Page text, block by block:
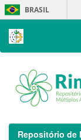
Skip
navigation
BRASIL
Repositório de